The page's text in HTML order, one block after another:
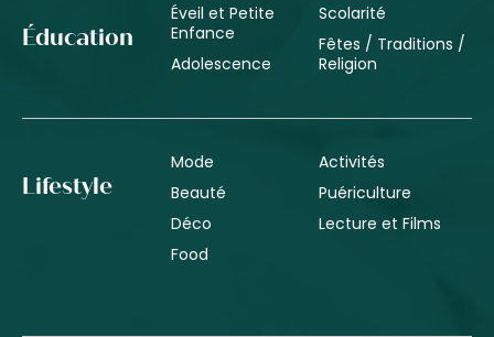
Éducation
Éveil et Petite
Enfance
Adolescence
Scolarité
Fêtes / Traditions /
Religion
Lifestyle
Mode
Beauté
Déco
Food
Activités
Puériculture
Lecture et Films